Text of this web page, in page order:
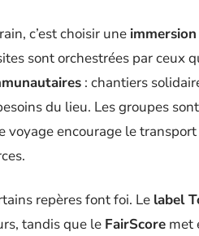
c’est choisir une
sont orchestrées par ceux
: chantiers
du lieu. Les groupes
voyage encourage le
repères font foi. Le label
tandis que le FairScore met